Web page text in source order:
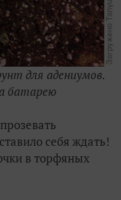
для адениумов.
батарею
себя ждать!
в торфяных